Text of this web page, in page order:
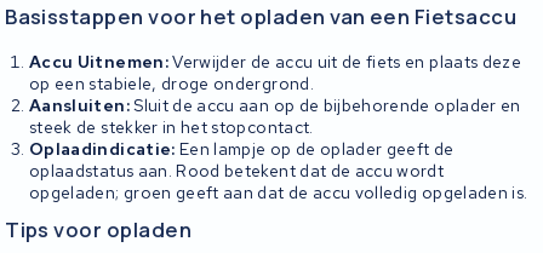
Basisstappen voor het opladen van een Fietsaccu
Accu Uitnemen:Verwijder de accu uit de fiets en plaats deze
op een stabiele, droge ondergrond.
Aansluiten:Sluit de accu aan op de bijbehorende oplader en
steek de stekker in het stopcontact.
Oplaadindicatie: Een lampje op de oplader geeft de
oplaadstatus aan. Rood betekent dat de accu wordt
opgeladen; groen geeft aan dat de accu volledig opgeladen is.
Tips voor opladen